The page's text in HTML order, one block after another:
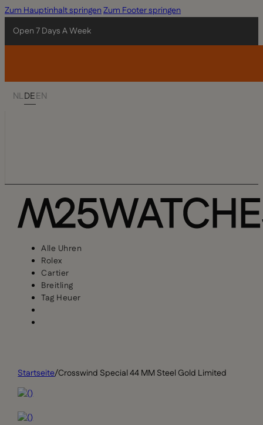
Zum Hauptinhalt springenZum Footer springen
Open 7 Days A Week
NLDEEN
Alle Uhren
Rolex
Cartier
Breitling
Tag Heuer
Startseite/Crosswind Special 44 MM Steel Gold Limited